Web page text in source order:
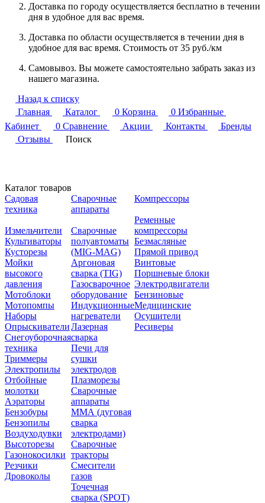
Доставка по городу осуществляется бесплатно в течении
дня в удобное для вас время.
Доставка по области осуществляется в течении дня в
удобное для вас время. Стоимость от 35 руб./км
Самовывоз. Вы можете самостоятельно забрать заказ из
нашего магазина.
Назад к списку
Главная
Каталог 0 Корзина 0 Избранные
Кабинет
0 Сравнение Акции Контакты
Бренды
Отзывы
Поиск
Каталог товаров
Садовая
техника
Измельчители
Культиваторы
Кусторезы
Мойки
высокого
давления
Мотоблоки
Мотопомпы
Наборы
Опрыскиватели
Снегоуборочная
техника
Триммеры
Электропилы
Отбойные
молотки
Аэраторы
Бензобуры
Бензопилы
Воздуходувки
Высоторезы
Газонокосилки
Резчики
Дровоколы
Сварочные
аппараты
Сварочные
полуавтоматы
(MIG-MAG)
Аргоновая
сварка (TIG)
Газосварочное
оборудование
Индукционные
нагреватели
Лазерная
сварка
Печи для
сушки
электродов
Плазморезы
Сварочные
аппараты
ММА (дуговая
сварка
электродами)
Сварочные
тракторы
Смесители
газов
Точечная
сварка (SPOT)
Компрессоры
Ременные
компрессоры
Безмасляные
Прямой привод
Винтовые
Поршневые блоки
Электродвигатели
Бензиновые
Медицинские
Осушители
Ресиверы